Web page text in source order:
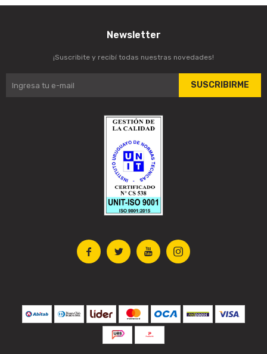
   
Newsletter
¡Suscribite y recibí todas nuestras novedades!
SUSCRIBIRME